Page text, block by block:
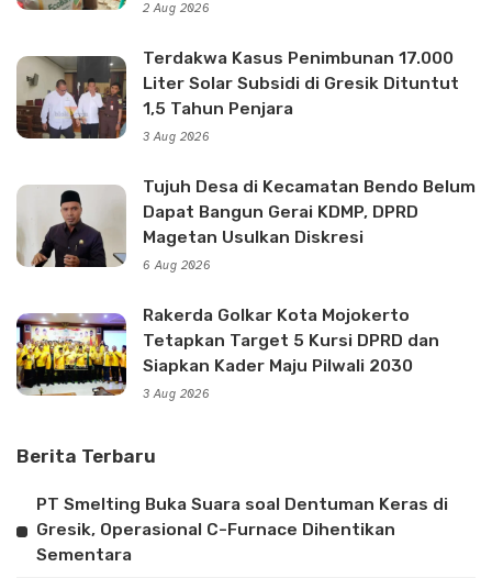
2 Aug 2026
Terdakwa Kasus Penimbunan 17.000
Liter Solar Subsidi di Gresik Dituntut
1,5 Tahun Penjara
3 Aug 2026
Tujuh Desa di Kecamatan Bendo Belum
Dapat Bangun Gerai KDMP, DPRD
Magetan Usulkan Diskresi
6 Aug 2026
Rakerda Golkar Kota Mojokerto
Tetapkan Target 5 Kursi DPRD dan
Siapkan Kader Maju Pilwali 2030
3 Aug 2026
Berita Terbaru
PT Smelting Buka Suara soal Dentuman Keras di
Gresik, Operasional C-Furnace Dihentikan
Sementara